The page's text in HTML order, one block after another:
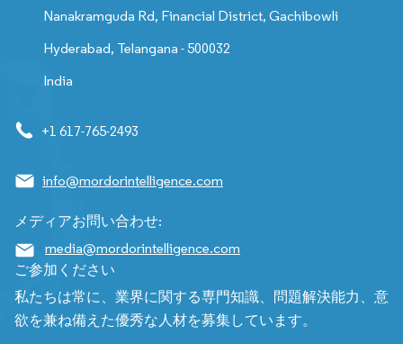
Nanakramguda Rd, Financial District, Gachibowli
Hyderabad, Telangana - 500032
India
+1 617-765-2493
info@mordorintelligence.com
メディアお問い合わせ:
media@mordorintelligence.com
ご参加ください
私たちは常に、業界に関する専門知識、問題解決能力、意
欲を兼ね備えた優秀な人材を募集しています。